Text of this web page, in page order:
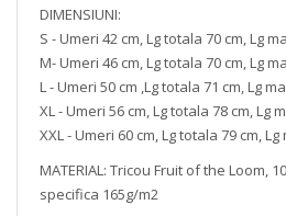
DIMENSIUNI:
S - Umeri 42 cm, Lg totala 70 cm, Lg
M- Umeri 46 cm, Lg totala 70 cm, Lg
L - Umeri 50 cm ,Lg totala 71 cm, Lg
XL - Umeri 56 cm, Lg totala 78 cm, Lg
XXL - Umeri 60 cm, Lg totala 79 cm,
MATERIAL: Tricou Fruit of the Loom,
specifica 165g/m2